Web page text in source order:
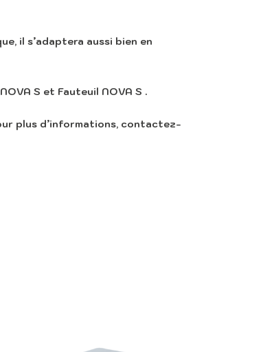
il s’adaptera aussi bien en
S et Fauteuil NOVA S .
plus d’informations, contactez-